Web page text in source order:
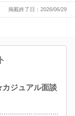
掲載終了日：2026/06/29
ジュアル面談